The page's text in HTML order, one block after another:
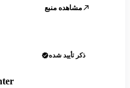
مشاهده منبع
ذکر تأیید شده